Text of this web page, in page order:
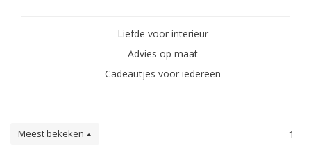
Liefde voor interieur
Advies op maat
Cadeautjes voor iedereen
Meest bekeken 1